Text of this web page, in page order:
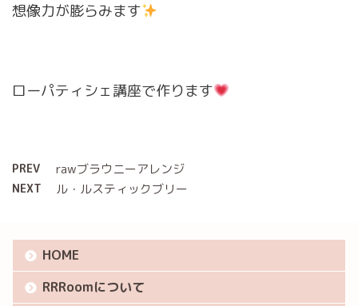
想像力が膨らみます
ローパティシェ講座で作ります
PREV rawブラウニーアレンジ
NEXT ル・ルスティックブリー
HOME
RRRoomについて